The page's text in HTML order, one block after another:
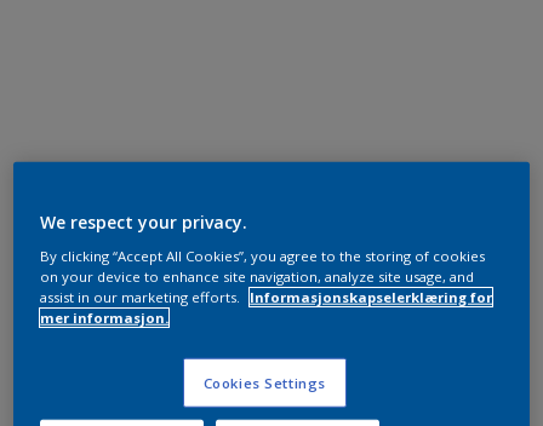
We respect your privacy.
By clicking “Accept All Cookies”, you agree to the storing of cookies
on your device to enhance site navigation, analyze site usage, and
assist in our marketing efforts.
Informasjonskapselerklæring for
mer informasjon.
Cookies Settings